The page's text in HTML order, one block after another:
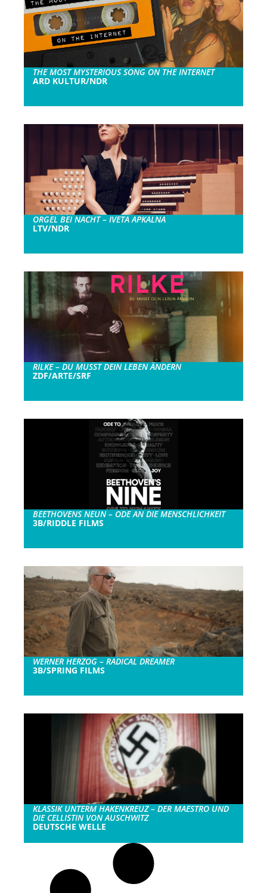
THE MOST MYSTERIOUS SONG ON THE INTERNET
ARD KULTUR/NDR
ORGEL BEI NACHT – IVETA APKALNA
LTV/NDR
RILKE – DU MUSST DEIN LEBEN ÄNDERN
ZDF/ARTE/SRF
BEETHOVENS NEUN – ODE AN DIE MENSCHLICHKEIT
3B/RIDDLE FILMS
WERNER HERZOG – RADICAL DREAMER
3B/SPRING FILMS
KLASSIK UNTERM HAKENKREUZ – DER MAESTRO UND
DIE CELLISTIN VON AUSCHWITZ
DEUTSCHE WELLE